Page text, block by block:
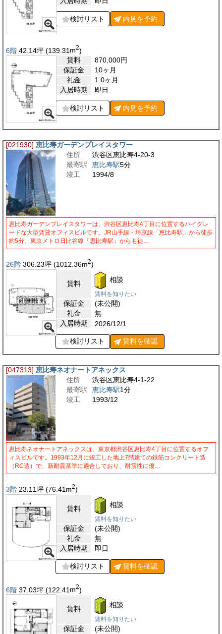
検討リスト 内見を予約
6階 42.14坪 (139.31 m2)
賃料
870,000円
保証金
10ヶ月
礼金
1.0ヶ月
入居時期
即日
検討リスト 内見を予約
[021930] 恵比寿ガーデンプレイスタワー
住所
渋谷区恵比寿4-20-3
最寄駅
恵比寿駅5分
竣工
1994/8
恵比寿ガーデンプレイスタワーは、渋谷区恵比寿4丁目に位置するハイグレ
ードな大型賃貸オフィスビルです。JR山手線・埼京線「恵比寿駅」から徒歩
約5分、東京メトロ日比谷線「恵比寿駅」からも徒…
26階 306.23坪 (1012.36m2)
賃料 相談
賃料を知りたい
保証金
(未公開)
礼金
無
入居時期
2026/12/1
検討リスト 賃料を確認
[047313] 恵比寿ネオナートアネックス
住所
渋谷区恵比寿4-1-22
最寄駅
恵比寿駅1分
竣工
1993/12
恵比寿ネオナートアネックスは、東京都渋谷区恵比寿4丁目に位置するオフ
ィスビルです。1993年12月に竣工した地上7階建ての鉄筋コンクリート造
（RC造）で、新耐震基準に適合しており、耐震性に優…
3階 23.11坪 (76.41 m2)
賃料 相談
賃料を知りたい
保証金
(未公開)
礼金
無
入居時期
即日
検討リスト 賃料を確認
6階 37.03坪 (122.41 m2)
賃料 相談
賃料を知りたい
保証金
(未公開)